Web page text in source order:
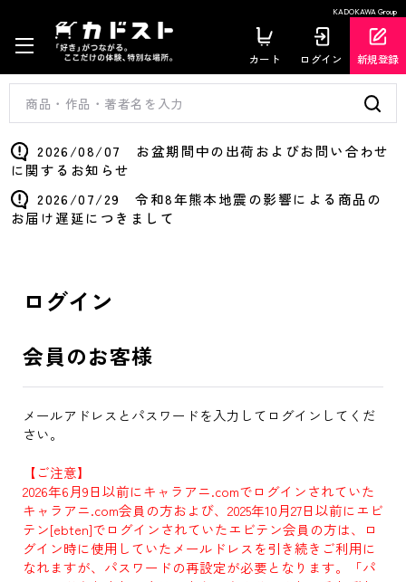
KADOKAWA Group
カート ログイン 新規登録
2026/08/07 お盆期間中の出荷およびお問い合わせ
に関するお知らせ
2026/07/29 令和8年熊本地震の影響による商品の
お届け遅延につきまして
ログイン
会員のお客様
メールアドレスとパスワードを入力してログインしてくだ
さい。
【ご注意】
2026年6月9日以前にキャラアニ.comでログインされていた
キャラアニ.com会員の方および、2025年10月27日以前にエビ
テン[ebten]でログインされていたエビテン会員の方は、ロ
グイン時に使用していたメールドレスを引き続きご利用に
なれますが、パスワードの再設定が必要となります。「パ